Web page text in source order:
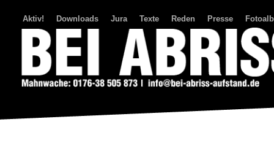
Aktiv! Downloads Jura Texte Reden Presse